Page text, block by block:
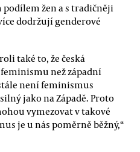
podílem žen a s tradičněji
dodržují genderové
také to, že česká
než západní
není feminismus
jako na Západě. Proto
vymezovat v takové
je u nás poměrně běžný,“